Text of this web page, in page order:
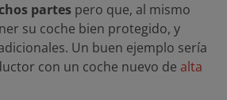
partes pero que, al mismo
su coche bien protegido, y
Un buen ejemplo sería
con un coche nuevo de alta